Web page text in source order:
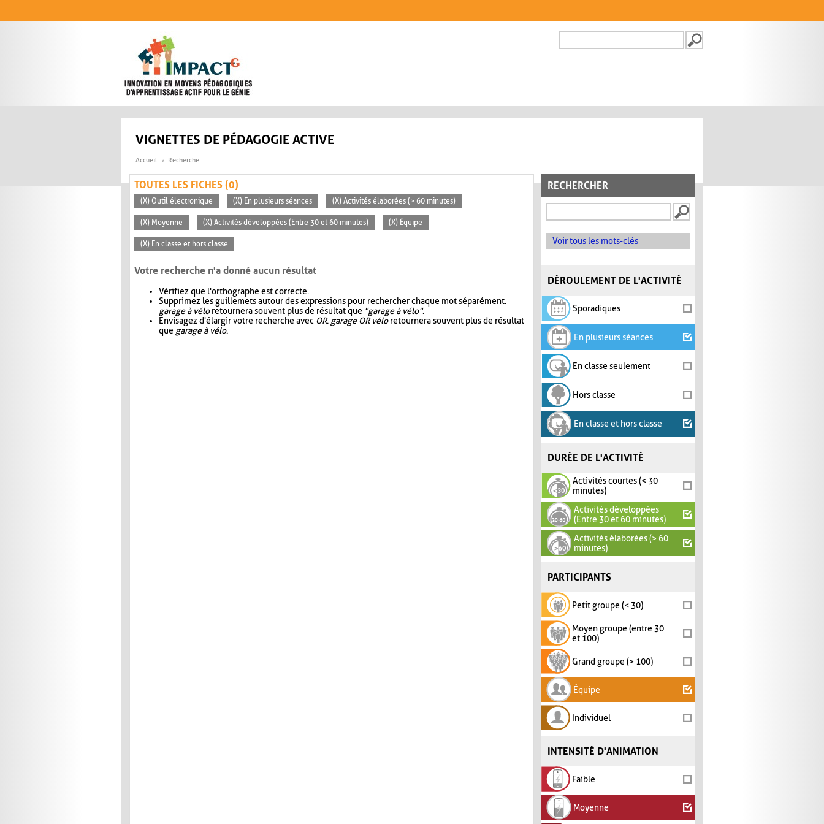
FORMULAIRE DE
VIGNETTES DE PÉDAGOGIE ACTIVE
Accueil Recherche
RECHERCHER
Voir tous les mots-clés
DÉROULEMENT DE L'ACTIVITÉ
Sporadiques
En plusieurs séances
En classe seulement
Hors classe
En classe et hors classe
DURÉE DE L'ACTIVITÉ
Activités courtes (< 30
minutes)
Activités développées
(Entre 30 et 60 minutes)
Activités élaborées (> 60
minutes)
PARTICIPANTS
Petit groupe (< 30)
Moyen groupe (entre 30
et 100)
Grand groupe (> 100)
Équipe
Individuel
INTENSITÉ D'ANIMATION
Faible
Moyenne
TOUTES LES FICHES (0)
(X) Outil électronique (X) En plusieurs séances (X) Activités élaborées (> 60 minutes)
(X) Moyenne (X) Activités développées (Entre 30 et 60 minutes) (X) Équipe
(X) En classe et hors classe
Votre recherche n'a donné aucun résultat
Vérifiez que l'orthographe est correcte.
Supprimez les guillemets autour des expressions pour rechercher chaque mot séparément.
garage à véloretournera souvent plus de résultat que "garage à vélo".
Envisagez d'élargir votre recherche avec OR. garage OR véloretournera souvent plus de résultat
que garage à vélo.